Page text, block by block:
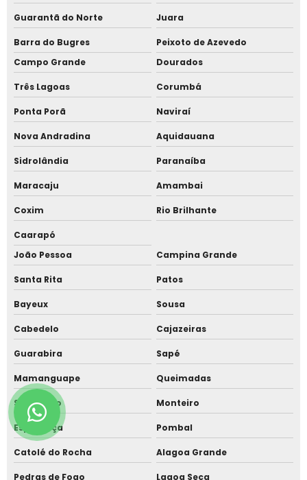
Guarantã do Norte Juara
Barra do Bugres
Peixoto de Azevedo
Campo Grande
Dourados
Três Lagoas Corumbá
Ponta Porã Naviraí
Nova Andradina Aquidauana
Sidrolândia Paranaíba
Maracaju Amambai
Coxim Rio Brilhante
Caarapó
João Pessoa
Campina Grande
Santa Rita Patos
Bayeux Sousa
Cabedelo Cajazeiras
Guarabira Sapé
Mamanguape Queimadas
São Bento Monteiro
Esperança Pombal
Catolé do Rocha Alagoa Grande
Pedras de Fogo Lagoa Seca